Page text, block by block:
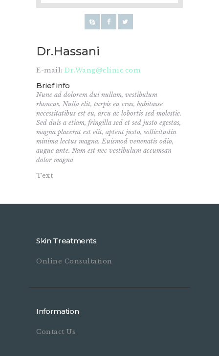
Dr.Hassani
E-mail: Dr.Wang@clinic.com
Brief info
Nunc ad dolorem dui nullam, vestibulum
rhoncus. Nulla elit, turpis eu cras, habitasse
necessitatibus est eu, arcu ac lobortis sed molestie.
Sed duis a etiam, fringilla sed et sed justo egestas,
magna placerat est elit, aptent justo, sollicitudin
minima lectus magna. Euismod venenatis odio,
augue ante. Nam est nec vestibulum accumsan
dolor magna
Text
Skin Treatments
Online Consultation
Information
Contact Us